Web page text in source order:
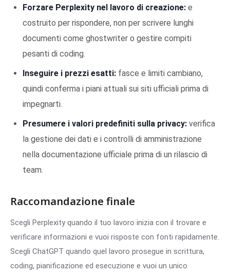
Forzare Perplexity nel lavoro di creazione: e
costruito per rispondere, non per scrivere lunghi
documenti come ghostwriter o gestire compiti
pesanti di coding.
Inseguire i prezzi esatti: fasce e limiti cambiano,
quindi conferma i piani attuali sui siti ufficiali prima di
impegnarti.
Presumere i valori predefiniti sulla privacy: verifica
la gestione dei dati e i controlli di amministrazione
nella documentazione ufficiale prima di un rilascio di
team.
Raccomandazione finale
Scegli Perplexity quando il tuo lavoro inizia con il trovare e
verificare informazioni e vuoi risposte con fonti rapidamente.
Scegli ChatGPT quando quel lavoro prosegue in scrittura,
coding, pianificazione ed esecuzione e vuoi un unico